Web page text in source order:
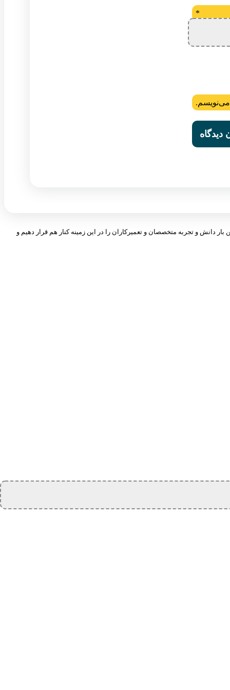
*
می‌نویسم.
دانش و تجربه متخصصان و تعمیرکاران را در این زمینه کنار هم قرار دهیم و